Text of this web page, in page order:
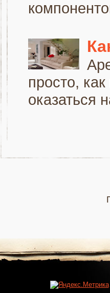
просто,
оказаться